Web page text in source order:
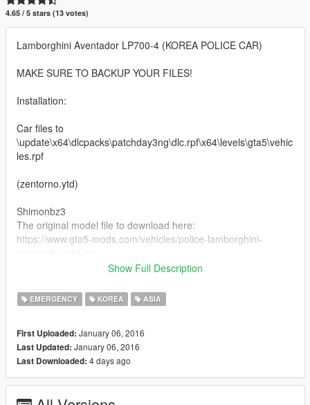
4.65 / 5 stars (13 votes)
Lamborghini Aventador LP700-4 (KOREA POLICE CAR)
MAKE SURE TO BACKUP YOUR FILES!
Installation:
Car files to
\update\x64\dlcpacks\patchday3ng\dlc.rpf\x64\levels\gta5\vehic
les.rpf
(zentorno.ytd)
Shimonbz3
The original model file to download here:
https://www.gta5-mods.com/vehicles/police-lamborghini-
혹시 모를 대비를 위해 젠토르노 파일 한개 (ytd)를 백업해주시는
설치방법:
젠토르노 차량 파일의 위치안에 한개의 파일을 교체해줍니다.
Show Full Description
EMERGENCY KOREA ASIA
First Uploaded: January 06, 2016
Last Updated: January 06, 2016
Last Downloaded: 4 days ago